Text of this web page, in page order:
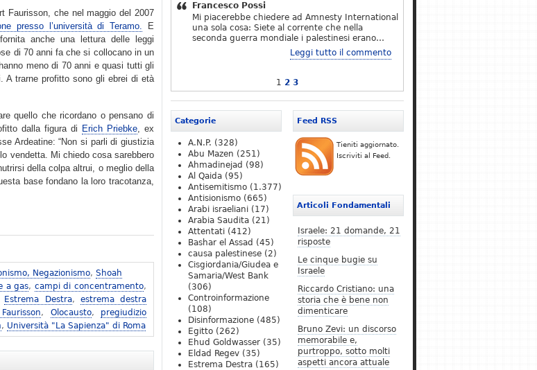
Faurisson, che nel maggio del 2007
presso l’università di Teramo. E
anche una lettura delle leggi
di 70 anni fa che si collocano in un
meno di 70 anni e quasi tutti gli
A trarne profitto sono gli ebrei di età
quello che ricordano o pensano di
dalla figura di Erich Priebke, ex
Ardeatine: “Non si parli di giustizia
vendetta. Mi chiedo cosa sarebbero
della colpa altrui, o meglio della
base fondano la loro tracotanza,
Negazionismo, Shoah
a gas, campi di concentramento,
Estrema Destra, estrema destra
, Olocausto, pregiudizio
, Università "La Sapienza" di Roma
Francesco Possi
Mi piacerebbe chiedere ad Amnesty International
una sola cosa: Siete al corrente che nella
seconda guerra mondiale i palestinesi erano…
Leggi tutto il commento
1 2 3
Feed RSS
Tieniti aggiornato.
Iscriviti al Feed.
Articoli Fondamentali
Israele: 21 domande, 21
risposte
Le cinque bugie su
Israele
Riccardo Cristiano: una
storia che è bene non
dimenticare
Bruno Zevi: un discorso
memorabile e,
purtroppo, sotto molti
aspetti ancora attuale
Categorie
A.N.P. (328)
Abu Mazen (251)
Ahmadinejad (98)
Al Qaida (95)
Antisemitismo (1.377)
Antisionismo (665)
Arabi israeliani (17)
Arabia Saudita (21)
Attentati (412)
Bashar el Assad (45)
causa palestinese (2)
Cisgiordania/Giudea e
Samaria/West Bank
(306)
Controinformazione
(108)
Disinformazione (485)
Egitto (262)
Ehud Goldwasser (35)
Eldad Regev (35)
Estrema Destra (165)